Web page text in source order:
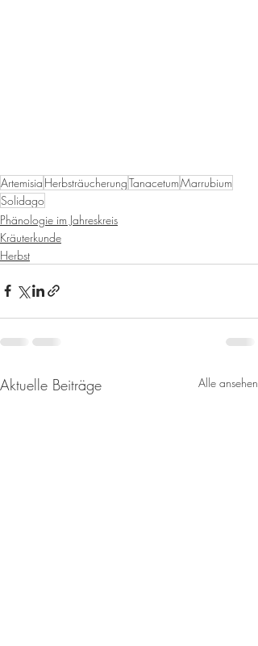
Artemisia HerbsträucherungTanacetumMarrubium
Solidago
Phänologie im Jahreskreis
Kräuterkunde
Herbst
Aktuelle Beiträge Alle ansehen